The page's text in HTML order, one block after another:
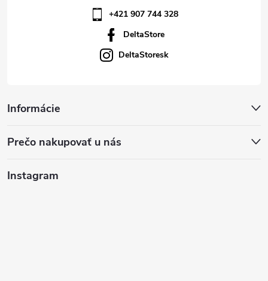
+421 907 744 328
DeltaStore
DeltaStoresk
Informácie
Prečo nakupovať u nás
Instagram